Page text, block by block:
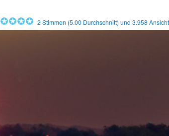
2 Stimmen (5.00 Durchschnitt) und3.958